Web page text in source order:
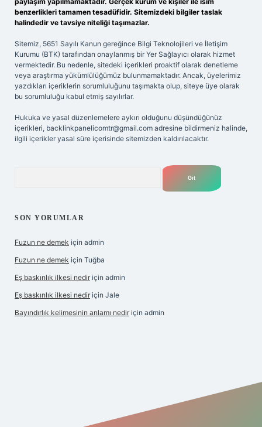
benzerlikleri tamamen tesadüfidir. Sitemizdeki bilgiler taslak
halindedir ve tavsiye niteliği taşımazlar.
Sitemiz, 5651 Sayılı Kanun gereğince Bilgi Teknolojileri ve İletişim
Kurumu (BTK) tarafından onaylanmış bir Yer Sağlayıcı olarak hizmet
vermektedir. Bu nedenle, sitedeki içerikleri proaktif olarak denetleme
veya araştırma yükümlülüğümüz bulunmamaktadır. Ancak, üyelerimiz
yazdıkları içeriklerin sorumluluğunu taşımakta olup, siteye üye olarak
bu sorumluluğu kabul etmiş sayılırlar.
Hukuka ve yasal düzenlemelere aykırı olduğunu düşündüğünüz
içerikleri, backlinkpanelicomtr@gmail.com adresine bildirmeniz halinde,
ilgili içerikler yasal süre içerisinde sitemizden kaldırılacaktır.
SON YORUMLAR
Fuzun ne demek için admin
Fuzun ne demek için Tuğba
Eş baskınlık ilkesi nedir için admin
Eş baskınlık ilkesi nedir için Jale
Bayındırlık kelimesinin anlamı nedir için admin